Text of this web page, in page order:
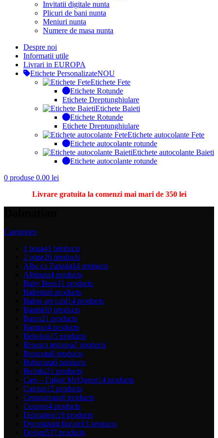
Invitatii digitale nunta
Plicuri de bani nunta
Meniuri nunta
Numere de masa nunta
Despre noi
Informatii utile
Livrari in EUROPA
Etichete PersonalizateNOU
Etichete Fete
Etichete Rotunde
Etichete Dreptunghiulare
Etichete Baieti
Etichete Rotunde
Etichete Dreptunghiulare
Etichete autocolante Fete
Etichete autocolante rotunde
Etichete autocolante Baieti
Etichete autocolante rotunde
0 produse 0.00 lei
Livrare gratuita la comenzi mai mari de 350 lei
Categories
1 poza41 products
2 poze26 products
Alba ca Zapada14 products
Albinuta4 products
Baby Boss31 products
Balerina6 products
Balon aer cald14 products
Bambi10 products
Barza21 products
Batman4 products
Bebelusi15 products
Broasca testoasa7 products
Broscuta6 products
Buburuza6 products
Bufnita21 products
Cars – Fulger McQueen14 products
Catelus15 products
Cenusareasa6 products
Cosmos4 products
Dalmatieni19 products
Decoratiuni florale13 products
Design537 products